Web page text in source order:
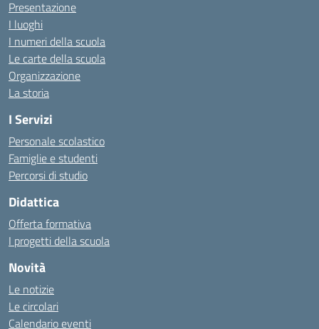
Presentazione
I luoghi
I numeri della scuola
Le carte della scuola
Organizzazione
La storia
I Servizi
Personale scolastico
Famiglie e studenti
Percorsi di studio
Didattica
Offerta formativa
I progetti della scuola
Novità
Le notizie
Le circolari
Calendario eventi